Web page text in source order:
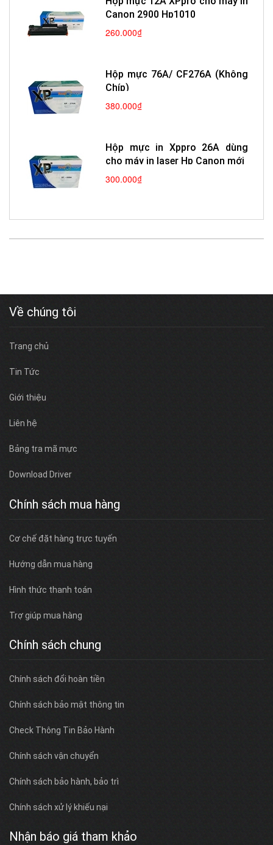
Canon 2900 Hp1010
260.000₫
Hộp mực 76A/ CF276A (Không
Chíp)
380.000₫
Hộp mực in Xppro 26A dùng
cho máy in laser Hp Canon mới
300.000₫
Về chúng tôi
Trang chủ
Tin Tức
Giới thiệu
Liên hệ
Bảng tra mã mực
Download Driver
Chính sách mua hàng
Cơ chế đặt hàng trực tuyến
Hướng dẫn mua hàng
Hình thức thanh toán
Trợ giúp mua hàng
Chính sách chung
Chính sách đổi hoàn tiền
Chính sách bảo mật thông tin
Check Thông Tin Bảo Hành
Chính sách vận chuyển
Chính sách bảo hành, bảo trì
Chính sách xử lý khiếu nại
Nhận báo giá tham khảo